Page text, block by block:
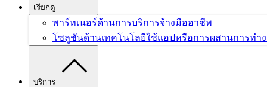
เรียกดู
พาร์ทเนอร์ด้านการบริการจ้างมืออาชีพ
โซลูชันด้านเทคโนโลยีใช้แอปหรือการผสานการทำ
บริการ